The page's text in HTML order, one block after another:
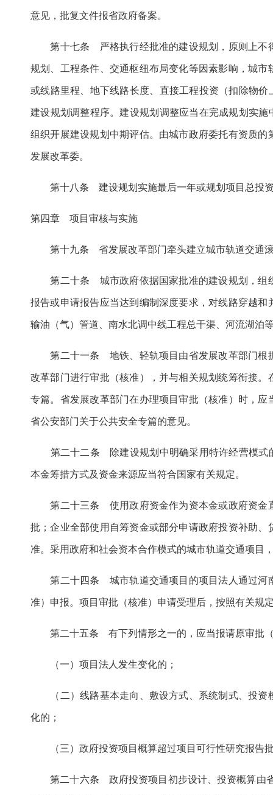
意见，批复文件报省政府备案。
第十七条 严格执行经批准的建设规划，原则上不
规划、工程条件、交通枢纽布局变化等因素影响，城
或线路里程、地下线路长度、直接工程投资（扣除物
建设规划调整程序。建设规划调整应当在完成规划实
组织开展建设规划中期评估。由城市政府委托有资质
发展改革委。
第十八条 建设规划实施最后一年或规划项目总投资
第四章 项目审核与实施
第十九条 省发展改革部门牵头建立城市轨道交通滚
第二十条 城市政府依据国家批准的建设规划，组
报告或申请报告应当达到编制深度要求，对线路穿越
输油（气）管道、南水北调中线工程总干渠、河流湖泊
第二十一条 地铁、轻轨项目由省发展改革部门根
改革部门进行审批（核准），并与相关规划统筹衔接
专篇。省发展改革部门在办理项目审批（核准）时，
省公安部门关于公共安全专篇的意见。
第二十二条 除建设规划中明确采用特许经营模式
本金筹措方式及资金来源应当符合国家有关规定。
第二十三条 使用政府资金作为资本金或政府资金
批；企业全部使用自筹资金或部分申请政府投资补助
准。采用政府和社会资本合作模式的城市轨道交通项目
第二十四条 城市轨道交通项目的项目法人通过河
准）申报。项目审批（核准）申请受理后，按照有关规
第二十五条 有下列情形之一的，应当报请原审批（
（一）项目法人发生变化的；
（二）线路基本走向、敷设方式、系统制式、投资
化的；
（三）政府投资项目概算超过项目可行性研究报告
第二十六条 政府投资项目初步设计、投资概算由省